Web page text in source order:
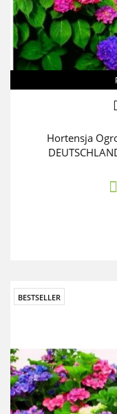
Hortensja
BESTSELLER